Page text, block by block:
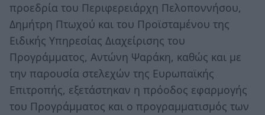
προεδρία του Περιφερειάρχη Πελοποννήσου,
Δημήτρη Πτωχού και του Προϊσταμένου της
Ειδικής Υπηρεσίας Διαχείρισης του
Προγράμματος, Αντώνη Ψαράκη, καθώς και με
την παρουσία στελεχών της Ευρωπαϊκής
Επιτροπής, εξετάστηκαν η πρόοδος εφαρμογής
του Προγράμματος και ο προγραμματισμός των